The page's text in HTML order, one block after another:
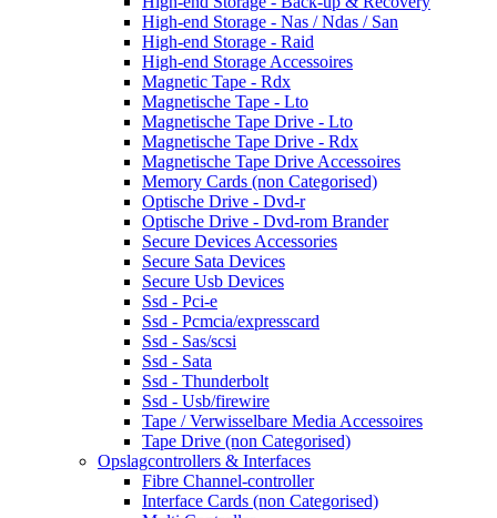
High-end Storage - Nas / Ndas / San
High-end Storage - Raid
High-end Storage Accessoires
Magnetic Tape - Rdx
Magnetische Tape - Lto
Magnetische Tape Drive - Lto
Magnetische Tape Drive - Rdx
Magnetische Tape Drive Accessoires
Memory Cards (non Categorised)
Optische Drive - Dvd-r
Optische Drive - Dvd-rom Brander
Secure Devices Accessories
Secure Sata Devices
Secure Usb Devices
Ssd - Pci-e
Ssd - Pcmcia/expresscard
Ssd - Sas/scsi
Ssd - Sata
Ssd - Thunderbolt
Ssd - Usb/firewire
Tape / Verwisselbare Media Accessoires
Tape Drive (non Categorised)
Opslagcontrollers & Interfaces
Fibre Channel-controller
Interface Cards (non Categorised)